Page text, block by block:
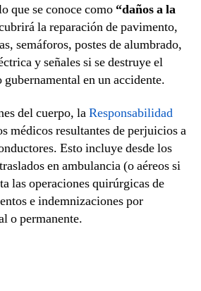
que se conoce como “daños a la
la reparación de pavimento,
semáforos, postes de alumbrado,
y señales si se destruye el
en un accidente.
del cuerpo, laResponsabilidad
médicos resultantes de perjuicios a
Esto incluye desde los
en ambulancia (o aéreos si
las operaciones quirúrgicas de
e indemnizaciones por
o permanente.